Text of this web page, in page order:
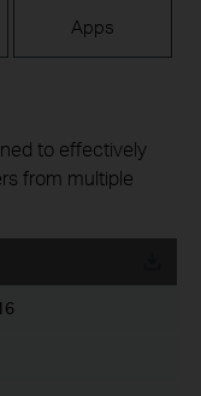
Apps
to effectively
from multiple